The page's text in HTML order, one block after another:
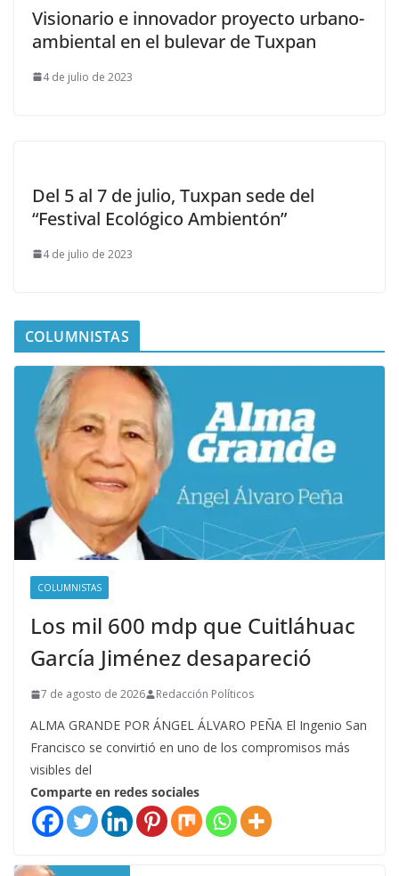
Visionario e innovador proyecto urbano-
ambiental en el bulevar de Tuxpan
4 de julio de 2023
Del 5 al 7 de julio, Tuxpan sede del
“Festival Ecológico Ambientón”
4 de julio de 2023
COLUMNISTAS
COLUMNISTAS
Los mil 600 mdp que Cuitláhuac
García Jiménez desapareció
7 de agosto de 2026 Redacción Políticos
ALMA GRANDE POR ÁNGEL ÁLVARO PEÑA El Ingenio San
Francisco se convirtió en uno de los compromisos más
visibles del
Comparte en redes sociales